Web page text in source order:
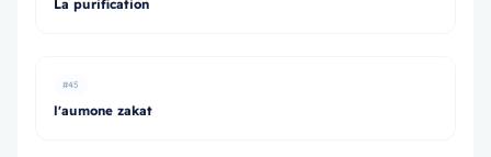
La purification
#45
l'aumone zakat